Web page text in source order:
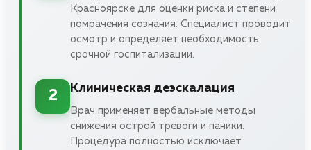
Красноярске для оценки риска и степени
помрачения сознания. Специалист проводит
осмотр и определяет необходимость
срочной госпитализации.
2
Клиническая деэскалация
Врач применяет вербальные методы
снижения острой тревоги и паники.
Процедура полностью исключает